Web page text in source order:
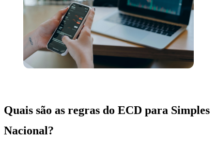
Quais são as regras do ECD para Simples
Nacional?